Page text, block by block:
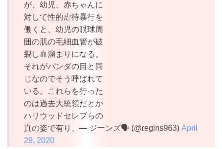
が、幼児、赤ちゃんに
対して性的虐待暴行を
働くと、幼児の眼球周
囲の肌の毛細血管が破
裂し血溜まりになる。
それがパンダの目と同
じなのでそう呼ばれて
いる。これらを行った
のは過去大統領だとか
ハリウッドセレブらの
真の姿で有り、— ジーンズ🗣️ (@regins963) April
29, 2020